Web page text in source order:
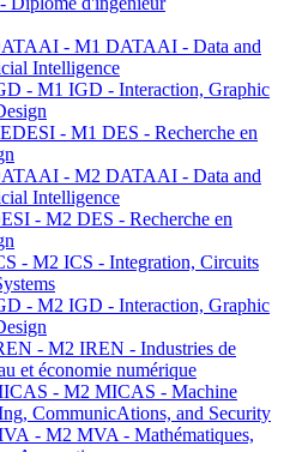
- M1 DATAAI - Data and
Intelligence
- M1 IGD - Interaction, Graphic
- M1 DES - Recherche en
- M2 DATAAI - Data and
Intelligence
- M2 DES - Recherche en
- M2 ICS - Integration, Circuits
- M2 IGD - Interaction, Graphic
- M2 IREN - Industries de
et économie numérique
- M2 MICAS - Machine
CommunicAtions, and Security
- M2 MVA - Mathématiques,